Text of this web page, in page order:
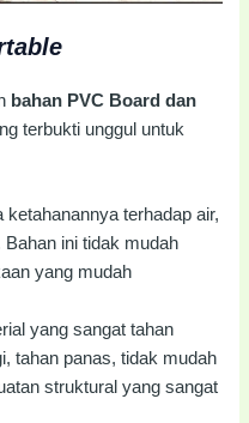
bahan PVC Board dan
terbukti unggul untuk
ketahanannya terhadap air,
ini tidak mudah
yang mudah
yang sangat tahan
tahan panas, tidak mudah
struktural yang sangat